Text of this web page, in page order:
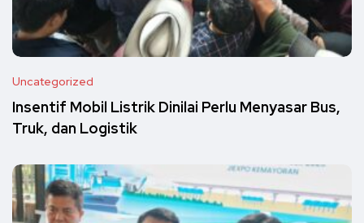
Uncategorized
Insentif Mobil Listrik Dinilai Perlu Menyasar Bus,
Truk, dan Logistik